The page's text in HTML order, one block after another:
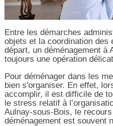
Entre les démarches
objets et la coordination des
départ, un déménagement à
toujours une opération
Pour déménager dans les
bien s'organiser. En effet,
accomplir, il est difficile de
le stress relatif à
Aulnay-sous-Bois, le
déménagement est souvent